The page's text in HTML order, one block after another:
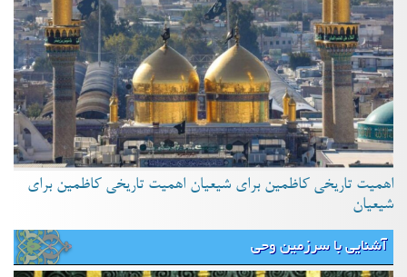
اهمیت تاریخی کاظمین برای شیعیان اهمیت تاریخی کاظمین برای
شیعیان
آشنایی با سرزمین وحی